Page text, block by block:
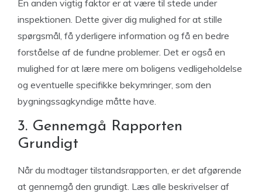
En anden vigtig faktor er at være til stede under
inspektionen. Dette giver dig mulighed for at stille
spørgsmål, få yderligere information og få en bedre
forståelse af de fundne problemer. Det er også en
mulighed for at lære mere om boligens vedligeholdelse
og eventuelle specifikke bekymringer, som den
bygningssagkyndige måtte have.
3. Gennemgå Rapporten
Grundigt
Når du modtager tilstandsrapporten, er det afgørende
at gennemgå den grundigt. Læs alle beskrivelser af